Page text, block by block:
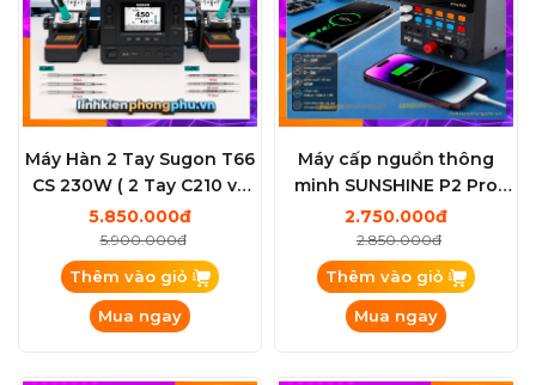
Máy Hàn 2 Tay Sugon T66
CS 230W ( 2 Tay C210 và
C245 Kèm 6 mũi )
5.850.000đ
5.900.000đ
Thêm vào giỏ
Mua ngay
Máy cấp nguồn thông
minh SUNSHINE P2 Pro
(30V - 5A / 330W)
2.750.000đ
2.850.000đ
Thêm vào giỏ
Mua ngay